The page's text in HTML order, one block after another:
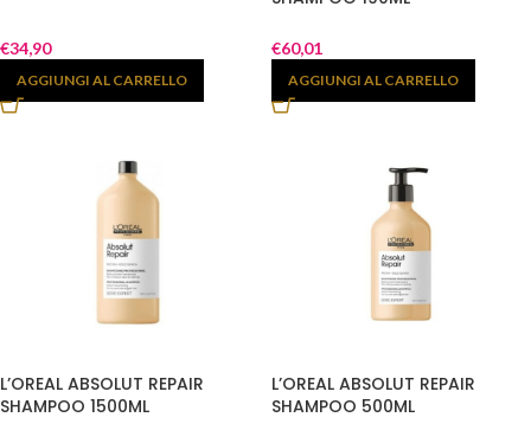
€34,90
AGGIUNGI AL CARRELLO
€60,01
AGGIUNGI AL CARRELLO
L’OREAL ABSOLUT REPAIR
SHAMPOO 1500ML
L’OREAL ABSOLUT REPAIR
SHAMPOO 500ML